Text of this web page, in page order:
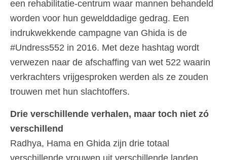
een rehabilitatie-centrum waar mannen behandeld
worden voor hun gewelddadige gedrag. Een
indrukwekkende campagne van Ghida is de
#Undress552 in 2016. Met deze hashtag wordt
verwezen naar de afschaffing van wet 522 waarin
verkrachters vrijgesproken werden als ze zouden
trouwen met hun slachtoffers.
Drie verschillende verhalen, maar toch niet zó
verschillend
Radhya, Hama en Ghida zijn drie totaal
verschillende vrouwen uit verschillende landen,